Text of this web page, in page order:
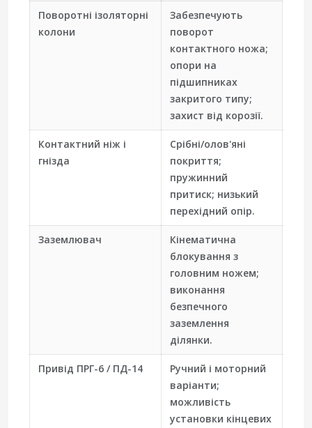
Поворотні ізоляторні
колони
Забезпечують
поворот
контактного ножа;
опори на
підшипниках
закритого типу;
захист від корозії.
Контактний ніж і
гнізда
Срібні/олов'яні
покриття;
пружинний
притиск; низький
перехідний опір.
Заземлювач
Кінематична
блокування з
головним ножем;
виконання
безпечного
заземлення
ділянки.
Привід ПРГ-6 / ПД-14
Ручний і моторний
варіанти;
можливість
установки кінцевих